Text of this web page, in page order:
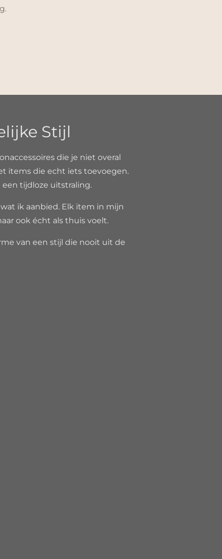
Stijl
die je niet overal
items die echt iets toevoegen.
tijdloze uitstraling.
ik aanbied. Elk item in mijn
ook écht als thuis voelt.
van een stijl die nooit uit de